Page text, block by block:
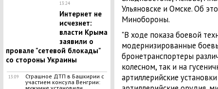
13:24
Интернет не
исчезнет:
власти Крыма
заявили о
провале "сетевой блокады"
со стороны Украины
13:09
Страшное ДТП в Башкирии с
участием консула Венгрии:
Ульяновске и Омске. Об
Минобороны.
"В ходе показа боевой
модернизированные
бронетранспортеры
колесном, так и на
артиллерийские